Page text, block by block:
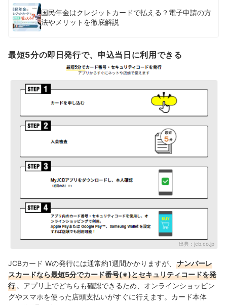
国民年金はクレジットカードで払える？電子申請の方
法やメリットを徹底解説
最短5分の即日発行で、申込当日に利用できる
出典： jcb.co.jp
JCBカード Wの発行には通常約1週間かかりますが、
ナンバーレ
スカードなら最短5分でカード番号(※)とセキュリティコードを発
行 。アプリ上でどちらも確認できるため、オンラインショッピン
グやスマホを使った店頭支払いがすぐに行えます。カード本体